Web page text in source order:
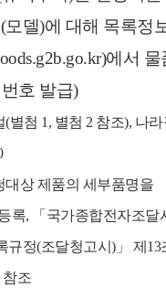
델)에 대해 목록정
에서 물
호 발급)
록, 「국가종합전자조달
규정(조달청고시)」 제13
참조